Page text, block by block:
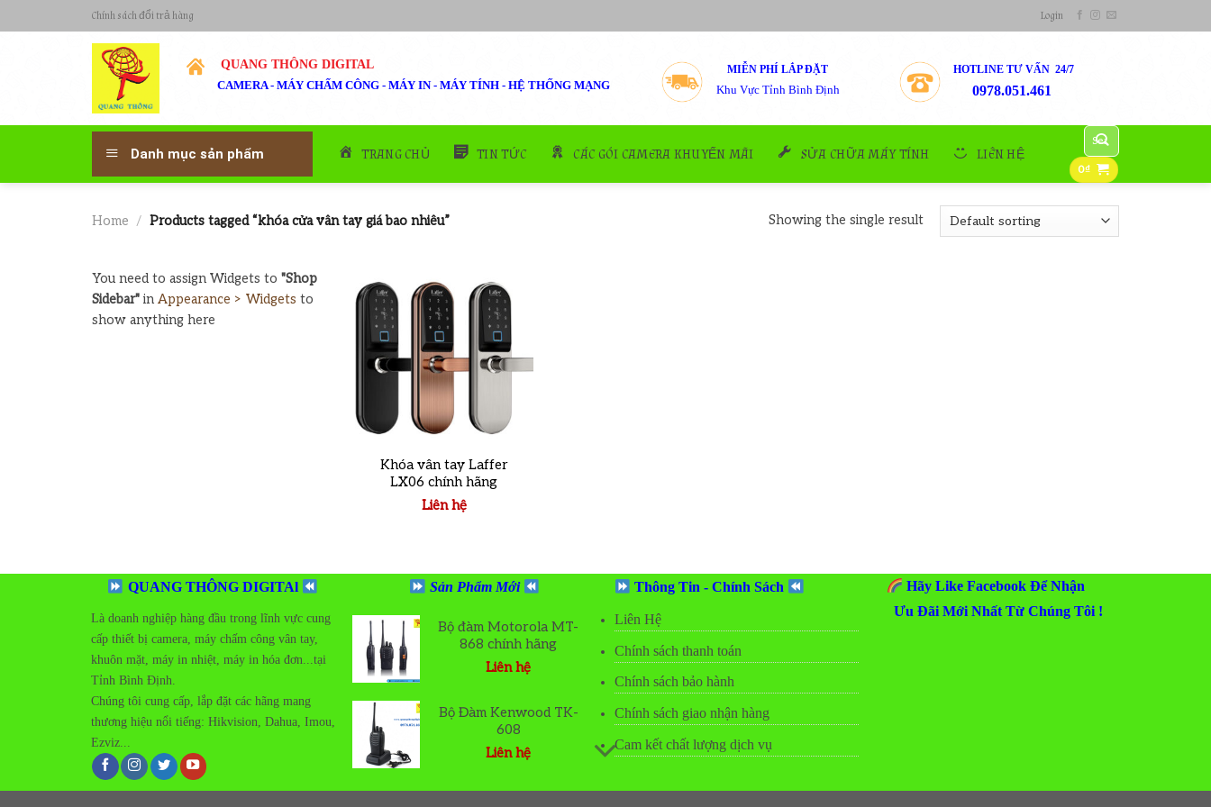
to
Chính sách đổi trả hàng Login
QUANG THÔNG DIGITAL
CAMERA - MÁY CHẤM CÔNG - MÁY IN - MÁY TÍNH - HỆ THỐNG MẠNG
MIỄN PHÍ LẮP ĐẶT
Khu Vực Tỉnh Bình Định
HOTLINE TƯ VẤN 24/7
0978.051.461
Danh mục sản phẩm TRANG CHỦ TIN TỨC CÁC GÓI CAMERA KHUYẾN MÃI SỬA CHỮA MÁY TÍNH LIÊN HỆ
Search
for:
0₫
Home / Products tagged “khóa cửa vân tay giá bao nhiêu” Showing the single result
You need to assign Widgets to "Shop
Sidebar" in Appearance > Widgets to
show anything here
Add to
wishlist
Khóa vân tay Laffer
LX06 chính hãng
Liên hệ
QUANG THÔNG DIGITAl
Là doanh nghiệp hàng đầu trong lĩnh vực cung
cấp thiết bị camera, máy chấm công vân tay,
khuôn mặt, máy in nhiệt, máy in hóa đơn...tại
Tỉnh Bình Định.
Chúng tôi cung cấp, lắp đặt các hãng mang
thương hiệu nổi tiếng: Hikvision, Dahua, Imou,
Ezviz...
Sản Phẩm Mới
wishlist
Bộ đàm Motorola MT-
868 chính hãng
Liên hệ
wishlist
Bộ Đàm Kenwood TK-
608
Liên hệ
Thông Tin - Chính Sách
Liên Hệ
Chính sách thanh toán
Chính sách bảo hành
Chính sách giao nhận hàng
Cam kết chất lượng dịch vụ
Hãy Like Facebook Để Nhận
Ưu Đãi Mới Nhất Từ Chúng Tôi !